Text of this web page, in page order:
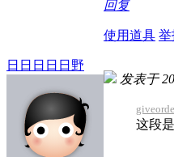
回复
使用道具 举
日日日日日野
发表于
这段